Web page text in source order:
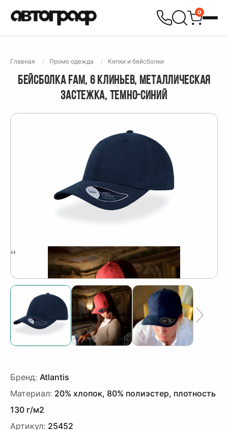
0
Главная Промо одежда Кепки и бейсболки
БЕЙСБОЛКА FAM, 6 КЛИНЬЕВ, МЕТАЛЛИЧЕСКАЯ
ЗАСТЕЖКА, ТЕМНО-СИНИЙ
‹›
Бренд: Atlantis
Материал: 20% хлопок, 80% полиэстер, плотность
130 г/м2
Артикул: 25452